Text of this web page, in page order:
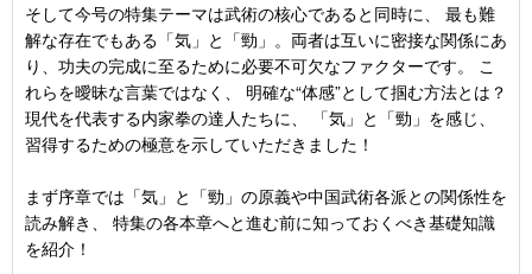
そして今号の特集テーマは武術の核心であると同時に、 最も難
解な存在でもある「気」と「勁」。両者は互いに密接な関係にあ
り、功夫の完成に至るために必要不可欠なファクターです。 こ
れらを曖昧な言葉ではなく、 明確な“体感”として掴む方法とは？
現代を代表する内家拳の達人たちに、 「気」と「勁」を感じ、
習得するための極意を示していただきました！
まず序章では「気」と「勁」の原義や中国武術各派との関係性を
読み解き、 特集の各本章へと進む前に知っておくべき基礎知識
を紹介！